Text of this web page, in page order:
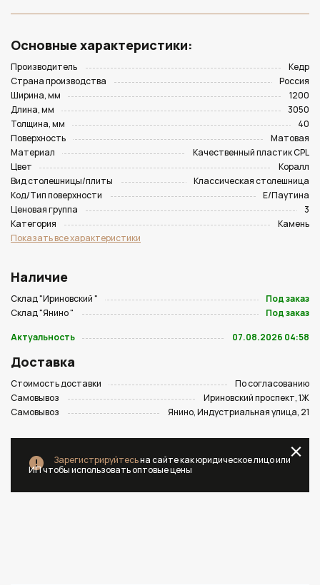
Основные характеристики:
Производитель
Кедр
Страна производства
Россия
Ширина, мм
1200
Длина, мм
3050
Толщина, мм
40
Поверхность
Матовая
Материал
Качественный пластик CPL
Цвет
Коралл
Вид столешницы/плиты
Классическая столешница
Код/Тип поверхности
E/Паутина
Ценовая группа
3
Категория
Камень
Показать все характеристики
Наличие
Склад "Ириновский "
Под заказ
Склад "Янино "
Под заказ
Актуальность
07.08.2026 04:58
Доставка
Стоимость доставки
По согласованию
Самовывоз
Ириновский проспект, 1Ж
Самовывоз
Янино, Индустриальная улица, 21
Зарегистрируйтесьна сайте как юридическое лицо или
ИП чтобы использовать оптовые цены